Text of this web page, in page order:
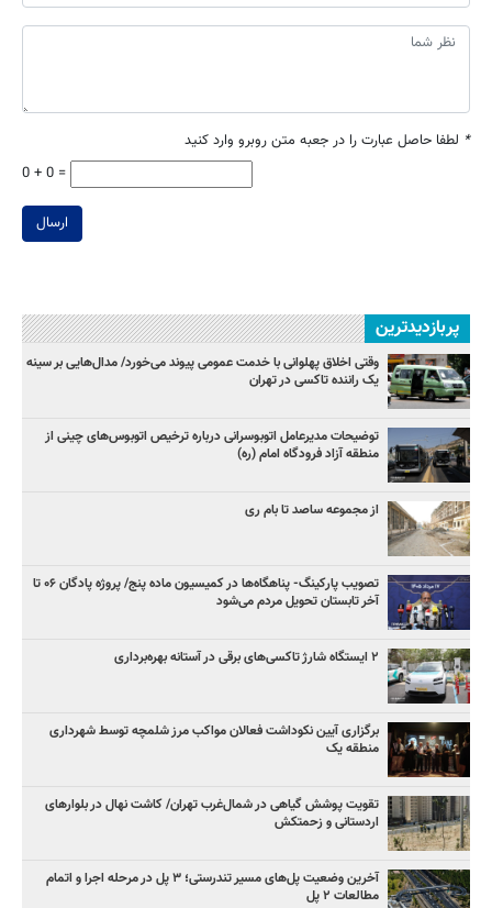
* لطفا حاصل عبارت را در جعبه متن روبرو وارد کنید
0 + 0 =
ارسال
پربازدیدترین
وقتی اخلاق پهلوانی با خدمت عمومی پیوند می‌خورد/ مدال‌هایی بر سینه
یک راننده تاکسی در تهران
توضیحات مدیرعامل اتوبوسرانی درباره ترخیص اتوبوس‌های چینی از
منطقه آزاد فرودگاه امام (ره)
از مجموعه ساصد تا بام ری
تصویب پارکینگ- پناهگاه‌ها در کمیسیون ماده پنج/ پروژه پادگان ۰۶ تا
آخر تابستان تحویل مردم می‌شود
۲ ایستگاه شارژ تاکسی‌های برقی در آستانه بهره‌برداری
برگزاری آیین نکوداشت فعالان مواکب مرز شلمچه توسط شهرداری
منطقه یک
تقویت پوشش گیاهی در شمال‌غرب تهران/ کاشت نهال در بلوارهای
اردستانی و زحمتکش
آخرین وضعیت پل‌های مسیر تندرستی؛ ۳ پل در مرحله اجرا و اتمام
مطالعات ۲ پل